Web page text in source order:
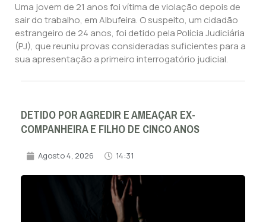
Uma jovem de 21 anos foi vítima de violação depois de
sair do trabalho, em Albufeira. O suspeito, um cidadão
estrangeiro de 24 anos, foi detido pela Polícia Judiciária
(PJ), que reuniu provas consideradas suficientes para a
sua apresentação a primeiro interrogatório judicial.
DETIDO POR AGREDIR E AMEAÇAR EX-
COMPANHEIRA E FILHO DE CINCO ANOS
Agosto 4, 2026 14:31